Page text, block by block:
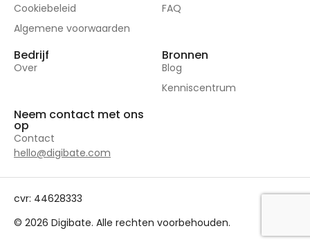
Cookiebeleid
Algemene voorwaarden
FAQ
Bedrijf
Over
Bronnen
Blog
Kenniscentrum
Neem contact met ons
op
Contact
hello@digibate.com
cvr: 44628333
© 2026 Digibate. Alle rechten voorbehouden.